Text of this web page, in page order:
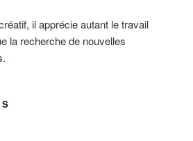
il apprécie autant le travail
la recherche de nouvelles